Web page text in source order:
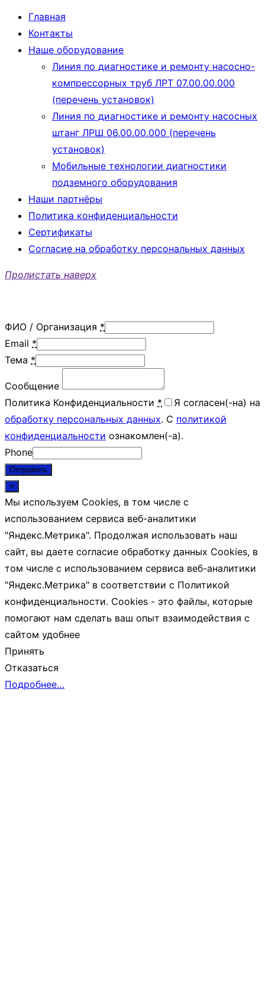
Главная
Контакты
Наше оборудование
Линия по диагностике и ремонту насосно-
компрессорных труб ЛРТ 07.00.00.000
(перечень установок)
Линия по диагностике и ремонту насосных
штанг ЛРШ 06.00.00.000 (перечень
установок)
Мобильные технологии диагностики
подземного оборудования
Наши партнёры
Политика конфиденциальности
Сертификаты
Согласие на обработку персональных данных
Пролистать наверх
ФИО / Организация *
Email *
Тема *
Сообщение
Политика Конфиденциальности *
Я согласен(-на) на
обработку персональных данных. С политикой
конфиденциальности ознакомлен(-а).
Phone
Отправить
×
Мы используем Cookies, в том числе с
использованием сервиса веб-аналитики
"Яндекс.Метрика". Продолжая использовать наш
сайт, вы даете согласие обработку данных Cookies, в
том числе с использованием сервиса веб-аналитики
"Яндекс.Метрика" в соответствии с Политикой
конфиденциальности. Cookies - это файлы, которые
помогают нам сделать ваш опыт взаимодействия с
сайтом удобнее
Принять
Отказаться
Подробнее…